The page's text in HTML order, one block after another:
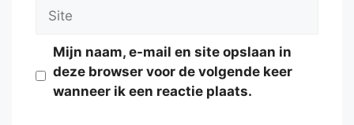
Site
Mijn naam, e-mail en site opslaan in
deze browser voor de volgende keer
wanneer ik een reactie plaats.